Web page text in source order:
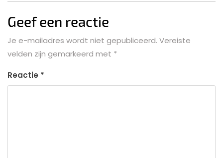
Geef een reactie
Je e-mailadres wordt niet gepubliceerd. Vereiste
velden zijn gemarkeerd met *
Reactie *